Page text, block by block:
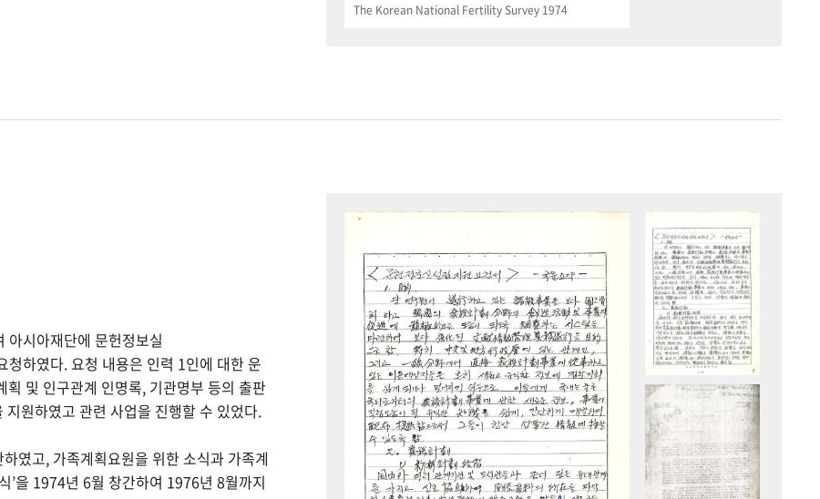
The Korean National Fertility Survey 1974
시아재단에 문헌정보실
하였다. 요청 내용은 인력 1인에 대한 운
및 인구관계 인명록, 기관명부 등의 출판
원하였고 관련 사업을 진행할 수 있었다.
였고, 가족계획요원을 위한 소식과 가족계
’을 1974년 6월 창간하여 1976년 8월까지